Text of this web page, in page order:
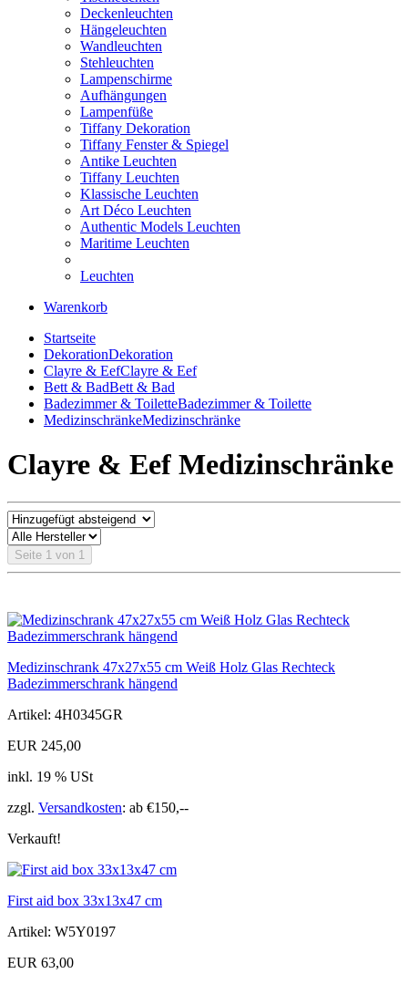
Deckenleuchten
Hängeleuchten
Wandleuchten
Stehleuchten
Lampenschirme
Aufhängungen
Lampenfüße
Tiffany Dekoration
Tiffany Fenster & Spiegel
Antike Leuchten
Tiffany Leuchten
Klassische Leuchten
Art Déco Leuchten
Authentic Models Leuchten
Maritime Leuchten
Leuchten
Warenkorb
Startseite
DekorationDekoration
Clayre & EefClayre & Eef
Bett & BadBett & Bad
Badezimmer & ToiletteBadezimmer & Toilette
MedizinschränkeMedizinschränke
Clayre & Eef Medizinschränke
Seite 1 von 1
Medizinschrank 47x27x55 cm Weiß Holz Glas Rechteck
Badezimmerschrank hängend
Artikel: 4H0345GR
EUR 245,00
inkl. 19 % USt
zzgl. Versandkosten: ab €150,--
Verkauft!
First aid box 33x13x47 cm
Artikel: W5Y0197
EUR 63,00